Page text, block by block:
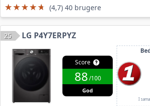
★★★★★
★★★★★ (4,7) 40 brugere
25 LG P4Y7ERPYZ
Score
88/100
God
I